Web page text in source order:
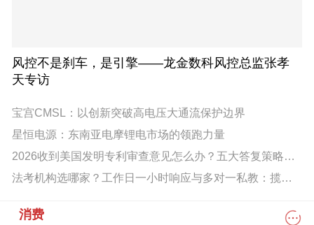
风控不是刹车，是引擎——龙金数科风控总监张孝
天专访
宝宫CMSL：以创新突破高电压大通流保护边界
星恒电源：东南亚电摩锂电市场的领跑力量
2026收到美国发明专利审查意见怎么办？五大答复策略全解析
法考机构选哪家？工作日一小时响应与多对一私教：揽星法考的服务密度解析
消费